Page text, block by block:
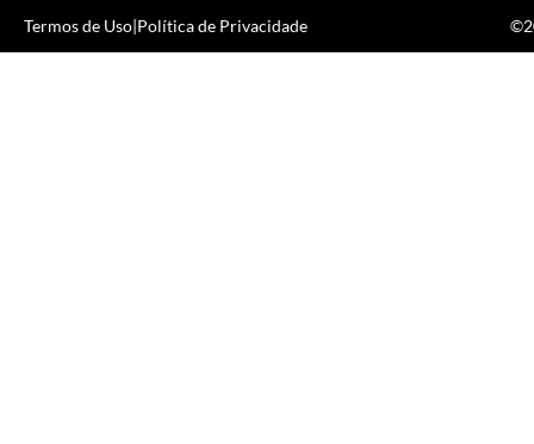
Termos de Uso|Política de Privacidade